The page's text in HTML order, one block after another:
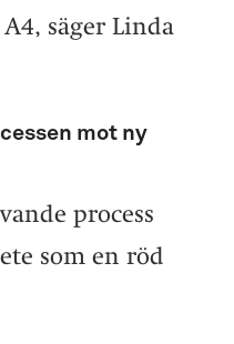
säger Linda
mot ny
process
som en röd